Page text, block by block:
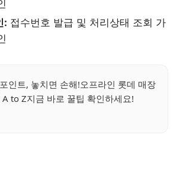
: 접수번호 발급 및 처리상태 조회 가
인트, 놓치면 손해!오프라인 롯데 매장
A to Z지금 바로 꿀팁 확인하세요!